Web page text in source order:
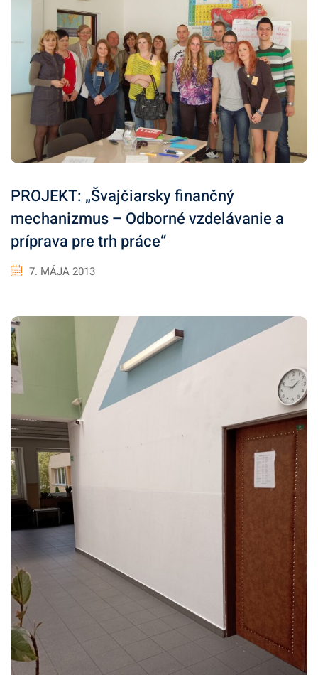
PROJEKT: „Švajčiarsky finančný
mechanizmus – Odborné vzdelávanie a
príprava pre trh práce“
7. MÁJA 2013